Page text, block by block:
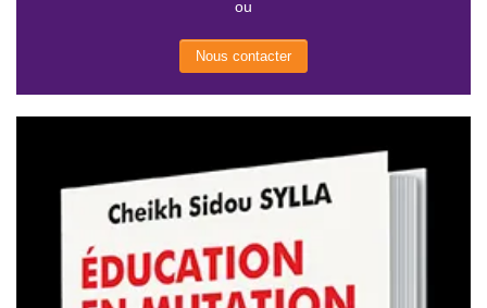
ou
Nous contacter